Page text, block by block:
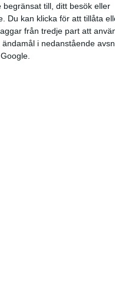
begränsat till, ditt besök eller
Du kan klicka för att tillåta
från tredje part att
i nedanstående
att välja färdväg så länge
andra hållet söder om
ska köra till Örebro (och